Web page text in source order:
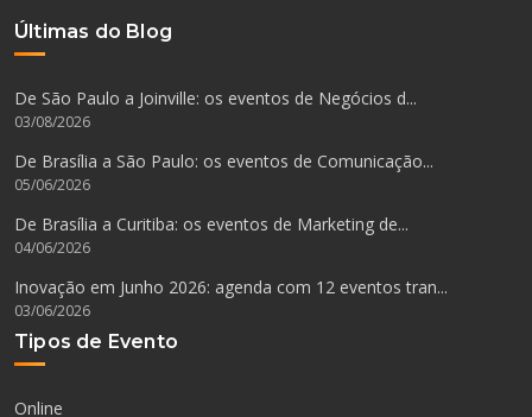
Últimas do Blog
De São Paulo a Joinville: os eventos de Negócios d...
03/08/2026
De Brasília a São Paulo: os eventos de Comunicação...
05/06/2026
De Brasília a Curitiba: os eventos de Marketing de...
04/06/2026
Inovação em Junho 2026: agenda com 12 eventos tran...
03/06/2026
Tipos de Evento
Online